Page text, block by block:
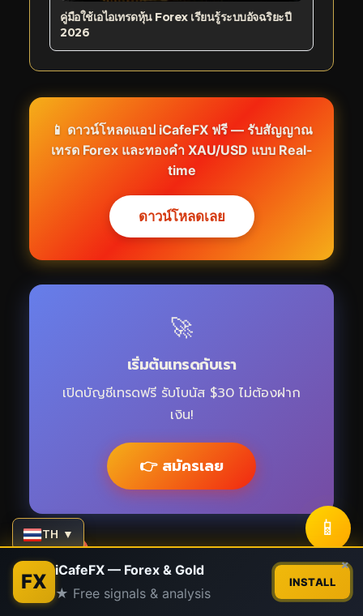
คู่มือใช้เอไอเทรดหุ้น Forex เรียนรู้ระบบอัจฉริยะปี
2026
📱 ดาวน์โหลดแอป iCafeFX ฟรี — รับสัญญาณ
เทรด Forex และทองคำ XAU/USD แบบ Real-
time
ดาวน์โหลดเลย
🚀
เริ่มต้นเทรดกับเรา
เปิดบัญชีเทรดฟรี รับโบนัส $30 ไม่ต้องฝาก
เงิน!
👉 สมัครเลย
Bullion Market Gold
TH ▼ 📱
FX iCafeFX — Forex & Gold
★ Free signals & analysis
INSTALL
×
Contact us
Open